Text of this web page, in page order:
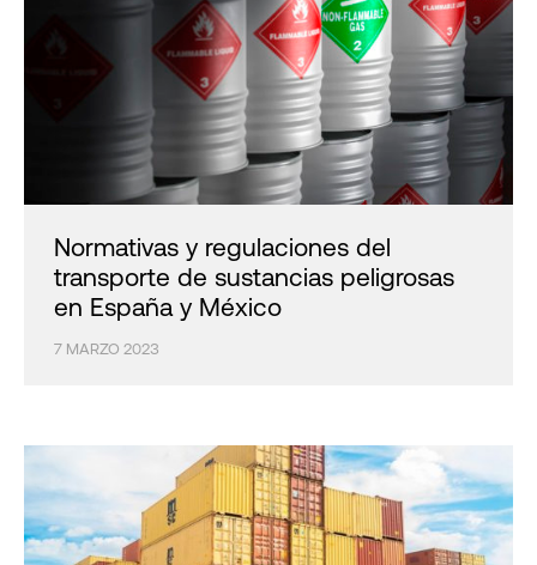
Normativas y regulaciones del
transporte de sustancias peligrosas
en España y México
7 MARZO 2023